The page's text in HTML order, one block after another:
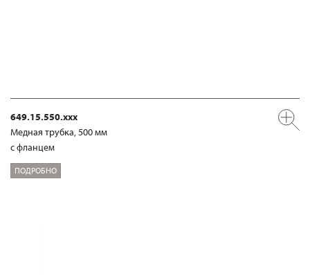
649.15.550.xxx
Медная трубка, 500 мм
с фланцем
ПОДРОБНО